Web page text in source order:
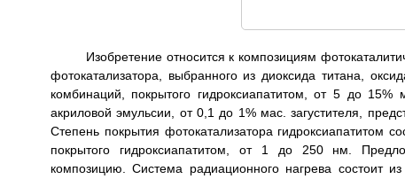
Изобретение относится к композициям
фотокатализатора, выбранного из диоксида титана,
комбинаций, покрытого гидроксиапатитом, от 5 до
акриловой эмульсии, от 0,1 до 1% мас. загустителя,
Степень покрытия фотокатализатора гидроксиапатитом
покрытого гидроксиапатитом, от 1 до 250 нм.
композицию. Система радиационного нагрева состоит